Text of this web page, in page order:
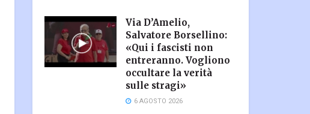
Via D’Amelio,
Salvatore Borsellino:
«Qui i fascisti non
entreranno. Vogliono
occultare la verità
sulle stragi»
6 AGOSTO 2026